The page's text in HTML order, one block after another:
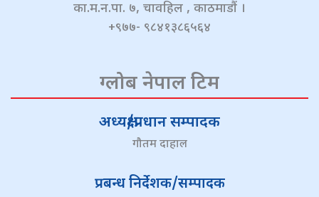
का.म.न.पा. ७, चावहिल , काठमाडौं ।
+९७७- ९८४१३८६५६४
ग्लोब नेपाल टिम
अध्यक्ष/प्रधान सम्पादक
गौतम दाहाल
प्रबन्ध निर्देशक/सम्पादक